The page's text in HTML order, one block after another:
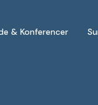
& Konferencer